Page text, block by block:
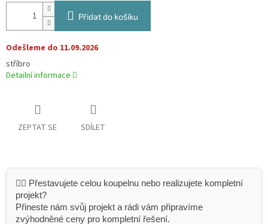
Přidat do košíku
Odešleme do 11.09.2026
stříbro
Detailní informace
ZEPTAT SE SDÍLET
👷‍♂️ Přestavujete celou koupelnu nebo realizujete kompletní
projekt?
Přineste nám svůj projekt a rádi vám připravíme
zvýhodněné ceny pro kompletní řešení.